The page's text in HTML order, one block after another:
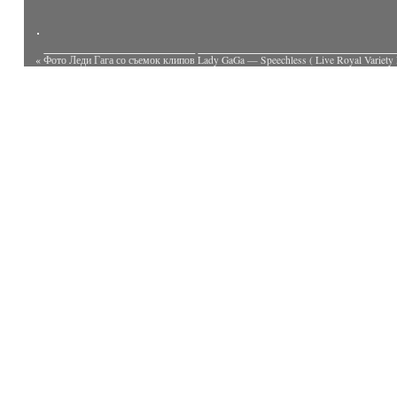
«Фото Леди Гага со съемок клипов Lady GaGa — Speechless ( Live Royal Variety